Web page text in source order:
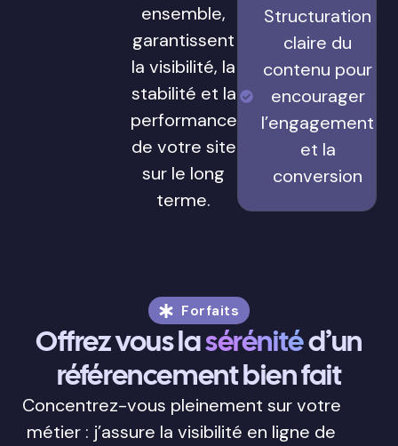
ensemble,
garantissent
la visibilité, la
stabilité et la
performance
de votre site
sur le long
terme.
Structuration
claire du
contenu pour
encourager
l’engagement
et la
conversion
Forfaits
Offrez vous lasérénitéd’un
référencement bien fait
Concentrez-vous pleinement sur votre
métier : j’assure la visibilité en ligne de